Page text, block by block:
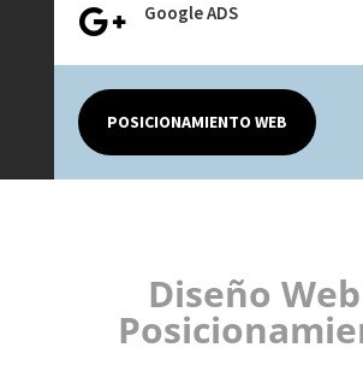
 Google ADS
POSICIONAMIENTO WEB
Diseño